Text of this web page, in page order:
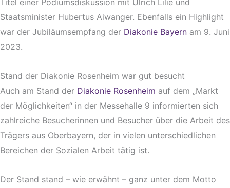
Staatsminister Hubertus Aiwanger. Ebenfalls ein Highlight
war der Jubiläumsempfang der Diakonie Bayern am 9. Juni
2023.
Stand der Diakonie Rosenheim war gut besucht
Auch am Stand der Diakonie Rosenheim auf dem „Markt
der Möglichkeiten“ in der Messehalle 9 informierten sich
zahlreiche Besucherinnen und Besucher über die Arbeit des
Trägers aus Oberbayern, der in vielen unterschiedlichen
Bereichen der Sozialen Arbeit tätig ist.
Der Stand stand – wie erwähnt – ganz unter dem Motto